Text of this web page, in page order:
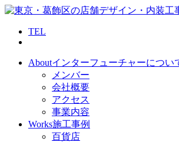
TEL
Aboutインターフューチャーについ
メンバー
会社概要
アクセス
事業内容
Works施工事例
百貨店